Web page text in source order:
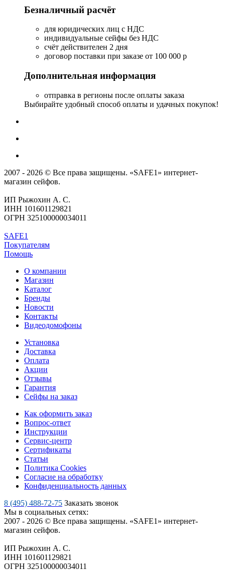
Безналичный расчёт
для юридических лиц с НДС
индивидуальные сейфы без НДС
счёт действителен 2 дня
договор поставки при заказе от 100 000 р
Дополнительная информация
отправка в регионы после оплаты заказа
Выбирайте удобный способ оплаты и удачных покупок!
2007 - 2026 © Все права защищены. «SAFE1» интернет-
магазин сейфов.
ИП Рыжохин А. С.
ИНН 101601129821
ОГРН 325100000034011
SAFE1
Покупателям
Помощь
О компании
Магазин
Каталог
Бренды
Новости
Контакты
Видеодомофоны
Установка
Доставка
Оплата
Акции
Отзывы
Гарантия
Сейфы на заказ
Как оформить заказ
Вопрос-ответ
Инструкции
Сервис-центр
Сертификаты
Статьи
Политика Cookies
Согласие на обработку
Конфиденциальность данных
8 (495) 488-72-75 Заказать звонок
Мы в социальных сетях:
2007 - 2026 © Все права защищены. «SAFE1» интернет-
магазин сейфов.
ИП Рыжохин А. С.
ИНН 101601129821
ОГРН 325100000034011